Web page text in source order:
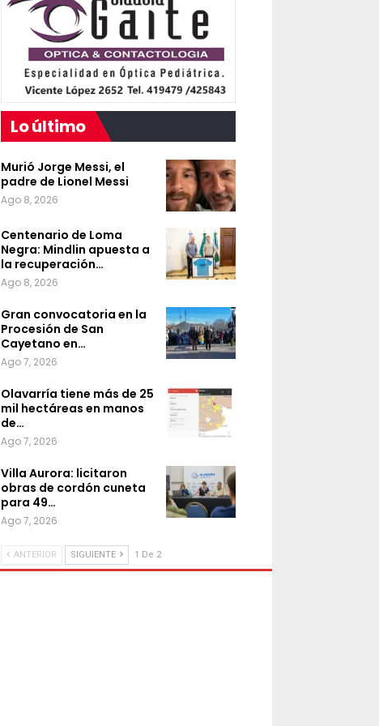
Lo último
Murió Jorge Messi, el
padre de Lionel Messi
Ago 8, 2026
Centenario de Loma
Negra: Mindlin apuesta a
la recuperación…
Ago 8, 2026
Gran convocatoria en la
Procesión de San
Cayetano en…
Ago 7, 2026
Olavarría tiene más de 25
mil hectáreas en manos
de…
Ago 7, 2026
Villa Aurora: licitaron
obras de cordón cuneta
para 49…
Ago 7, 2026
ANTERIOR SIGUIENTE 1 De 2